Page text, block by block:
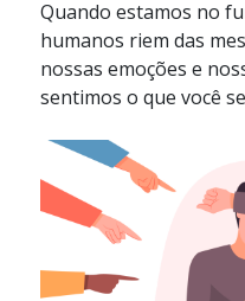
Quando estamos no
humanos riem das
nossas emoções e
sentimos o que você